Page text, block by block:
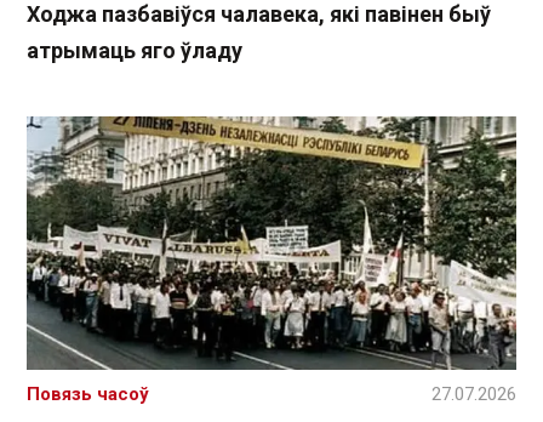
Ходжа пазбавіўся чалавека, які павінен быў
атрымаць яго ўладу
Повязь часоў 27.07.2026